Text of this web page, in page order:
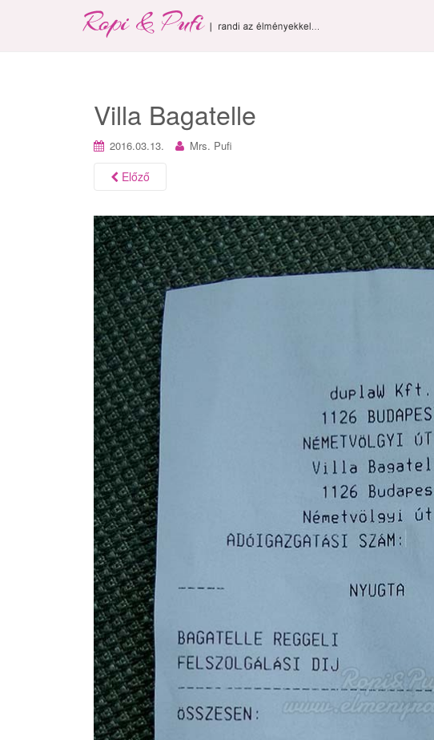
Villa Bagatelle
2016.03.13. Mrs. Pufi
Előző